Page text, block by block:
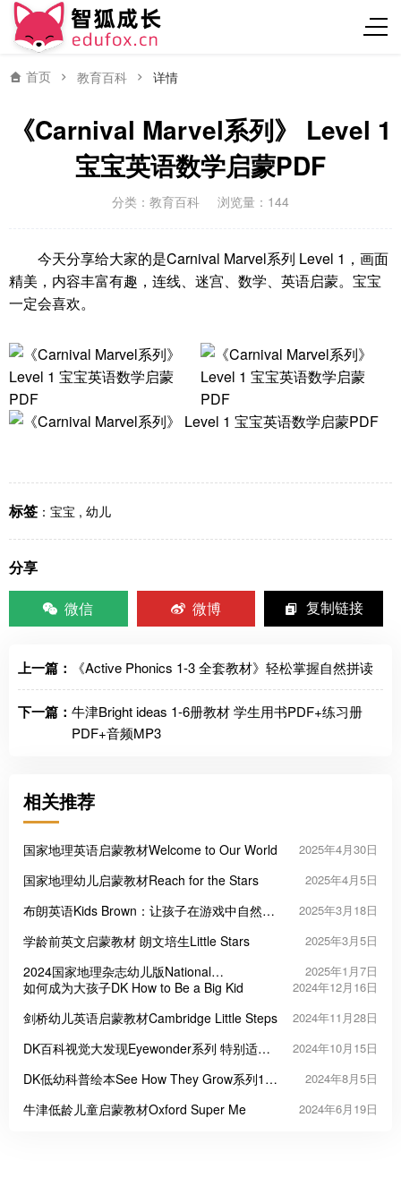
首页 教育百科 详情
《Carnival Marvel系列》 Level 1
宝宝英语数学启蒙PDF
分类： 教育百科 浏览量：144
今天分享给大家的是Carnival Marvel系列 Level 1，画面
精美，内容丰富有趣，连线、迷宫、数学、英语启蒙。宝宝
一定会喜欢。
标签 ： 宝宝 , 幼儿
分享
微信
微博 复制链接
上一篇： 《Active Phonics 1-3 全套教材》轻松掌握自然拼读
下一篇： 牛津Bright ideas 1-6册教材 学生用书PDF+练习册
PDF+音频MP3
相关推荐
国家地理英语启蒙教材Welcome to Our World 2025年4月30日
国家地理幼儿启蒙教材Reach for the Stars 2025年4月5日
布朗英语Kids Brown：让孩子在游戏中自然开
2025年3月18日
学龄前英文启蒙教材 朗文培生Little Stars 2025年3月5日
2024国家地理杂志幼儿版National
Geographic Little Kids
2025年1月7日
如何成为大孩子DK How to Be a Big Kid 2024年12月16日
剑桥幼儿英语启蒙教材Cambridge Little Steps 2024年11月28日
DK百科视觉大发现Eyewonder系列 特别适合
2024年10月15日
DK低幼科普绘本See How They Grow系列15
2024年8月5日
牛津低龄儿童启蒙教材Oxford Super Me 2024年6月19日